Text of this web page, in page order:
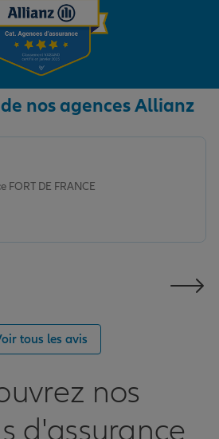
nos agences Allianz
DE FRANCE
tous les avis
nos
d'assurance